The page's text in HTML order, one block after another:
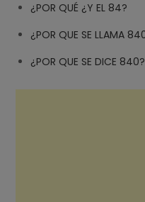
¿POR QUÉ ¿Y EL 84?
¿POR QUE SE LLAMA
¿POR QUE SE DICE 840?